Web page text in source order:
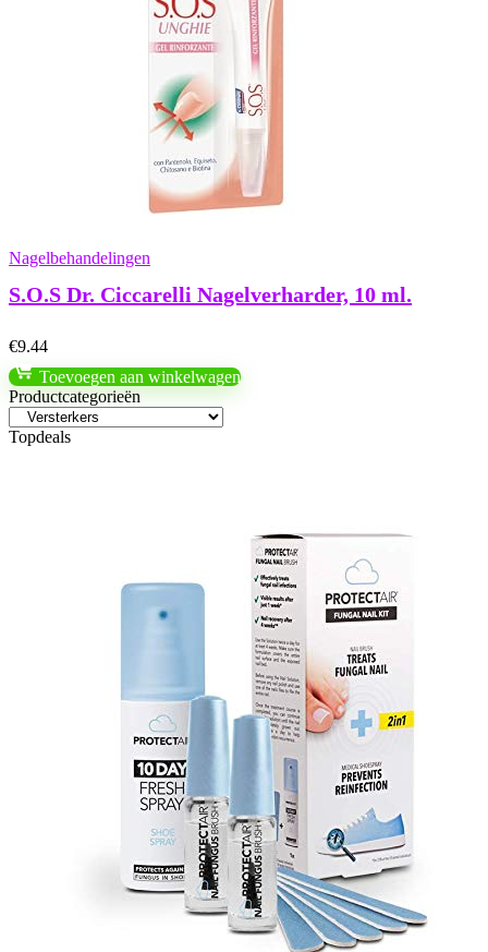
Nagelbehandelingen
S.O.S Dr. Ciccarelli Nagelverharder, 10 ml.
€9.44
Toevoegen aan winkelwagen
Productcategorieën
Topdeals